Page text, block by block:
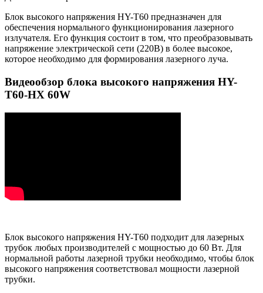
Блок высокого напряжения HY-T60 предназначен для
обеспечения нормального функционирования лазерного
излучателя. Его функция состоит в том, что преобразовывать
напряжение электрической сети (220В) в более высокое,
которое необходимо для формирования лазерного луча.
Видеообзор блока высокого напряжения HY-
T60-HX 60W
Блок высокого напряжения HY-T60 подходит для лазерных
трубок любых производителей с мощностью до 60 Вт. Для
нормальной работы лазерной трубки необходимо, чтобы блок
высокого напряжения соответствовал мощности лазерной
трубки.